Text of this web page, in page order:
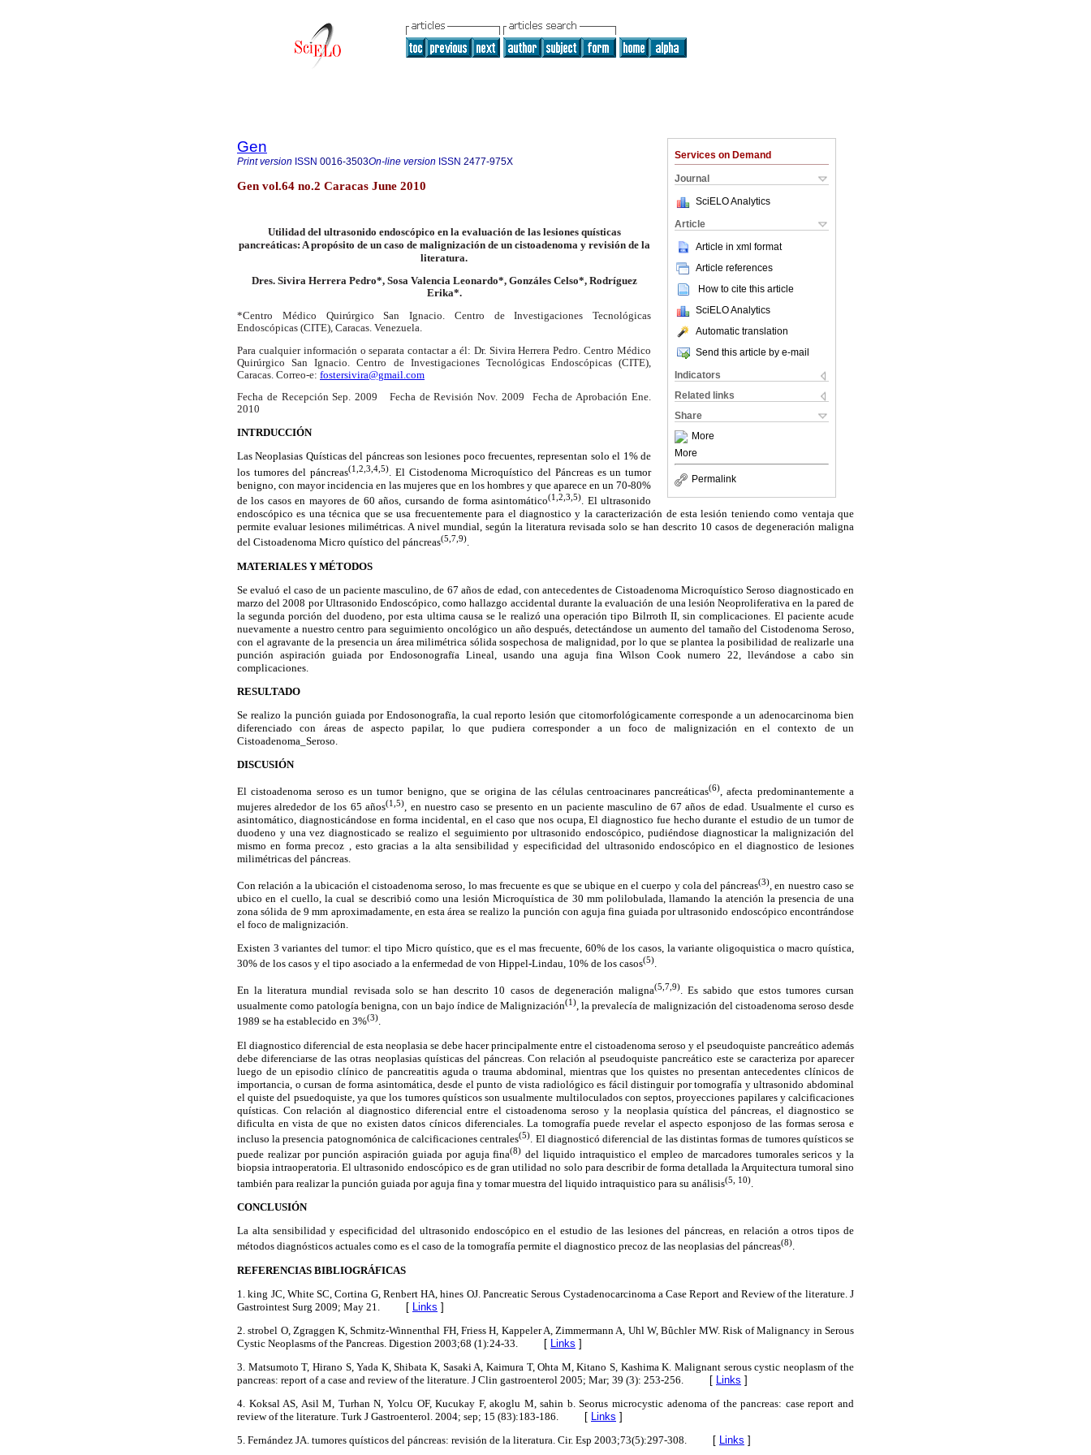
Services on Demand
Journal
SciELO Analytics
Article
Article in xml format
Article references
How to cite this article
SciELO Analytics
Automatic translation
Send this article by e-mail
Indicators
Related links
Share
More
More
Permalink
Gen
Print version ISSN 0016-3503On-line version ISSN 2477-975X
Gen vol.64 no.2 Caracas June 2010
Utilidad del ultrasonido endoscópico en la evaluación de las lesiones quísticas
pancreáticas: A propósito de un caso de malignización de un cistoadenoma y revisión de la
literatura.
Dres. Sivira Herrera Pedro*, Sosa Valencia Leonardo*, Gonzáles Celso*, Rodríguez
Erika*.
*Centro Médico Quirúrgico San Ignacio. Centro de Investigaciones Tecnológicas
Endoscópicas (CITE), Caracas. Venezuela.
Para cualquier información o separata contactar a él: Dr. Sivira Herrera Pedro. Centro Médico
Quirúrgico San Ignacio. Centro de Investigaciones Tecnológicas Endoscópicas (CITE),
Caracas. Correo-e: fostersivira@gmail.com
Fecha de Recepción Sep. 2009 Fecha de Revisión Nov. 2009 Fecha de Aprobación Ene.
2010
INTRDUCCIÓN
Las Neoplasias Quísticas del páncreas son lesiones poco frecuentes, representan solo el 1% de
los tumores del páncreas(1,2,3,4,5)
. El Cistodenoma Microquístico del Páncreas es un tumor
benigno, con mayor incidencia en las mujeres que en los hombres y que aparece en un 70-80%
de los casos en mayores de 60 años, cursando de forma asintomático(1,2,3,5). El ultrasonido
endoscópico es una técnica que se usa frecuentemente para el diagnostico y la caracterización de esta lesión teniendo como ventaja que
permite evaluar lesiones milimétricas. A nivel mundial, según la literatura revisada solo se han descrito 10 casos de degeneración maligna
del Cistoadenoma Micro quístico del páncreas(5,7,9).
MATERIALES Y MÉTODOS
Se evaluó el caso de un paciente masculino, de 67 años de edad, con antecedentes de Cistoadenoma Microquístico Seroso diagnosticado en
marzo del 2008 por Ultrasonido Endoscópico, como hallazgo accidental durante la evaluación de una lesión Neoproliferativa en la pared de
la segunda porción del duodeno, por esta ultima causa se le realizó una operación tipo Bilrroth II, sin complicaciones. El paciente acude
nuevamente a nuestro centro para seguimiento oncológico un año después, detectándose un aumento del tamaño del Cistodenoma Seroso,
con el agravante de la presencia un área milimétrica sólida sospechosa de malignidad, por lo que se plantea la posibilidad de realizarle una
punción aspiración guiada por Endosonografïa Lineal, usando una aguja fina Wilson Cook numero 22, llevándose a cabo sin
complicaciones.
RESULTADO
Se realizo la punción guiada por Endosonografïa, la cual reporto lesión que citomorfológicamente corresponde a un adenocarcinoma bien
diferenciado con áreas de aspecto papilar, lo que pudiera corresponder a un foco de malignización en el contexto de un
Cistoadenoma_Seroso.
DISCUSIÓN
El cistoadenoma seroso es un tumor benigno, que se origina de las células centroacinares pancreáticas(6)
, afecta predominantemente a
mujeres alrededor de los 65 años(1,5), en nuestro caso se presento en un paciente masculino de 67 años de edad. Usualmente el curso es
asintomático, diagnosticándose en forma incidental, en el caso que nos ocupa, El diagnostico fue hecho durante el estudio de un tumor de
duodeno y una vez diagnosticado se realizo el seguimiento por ultrasonido endoscópico, pudiéndose diagnosticar la malignización del
mismo en forma precoz , esto gracias a la alta sensibilidad y especificidad del ultrasonido endoscópico en el diagnostico de lesiones
milimétricas del páncreas.
Con relación a la ubicación el cistoadenoma seroso, lo mas frecuente es que se ubique en el cuerpo y cola del páncreas(3) , en nuestro caso se
ubico en el cuello, la cual se describió como una lesión Microquística de 30 mm polilobulada, llamando la atención la presencia de una
zona sólida de 9 mm aproximadamente, en esta área se realizo la punción con aguja fina guiada por ultrasonido endoscópico encontrándose
el foco de malignización.
Existen 3 variantes del tumor: el tipo Micro quístico, que es el mas frecuente, 60% de los casos, la variante oligoquistica o macro quística,
30% de los casos y el tipo asociado a la enfermedad de von Hippel-Lindau, 10% de los casos(5).
En la literatura mundial revisada solo se han descrito 10 casos de degeneración maligna(5,7,9)
. Es sabido que estos tumores cursan
usualmente como patología benigna, con un bajo índice de Malignización(1), la prevalecía de malignización del cistoadenoma seroso desde
1989 se ha establecido en 3%(3).
El diagnostico diferencial de esta neoplasia se debe hacer principalmente entre el cistoadenoma seroso y el pseudoquiste pancreático además
debe diferenciarse de las otras neoplasias quísticas del páncreas. Con relación al pseudoquiste pancreático este se caracteriza por aparecer
luego de un episodio clínico de pancreatitis aguda o trauma abdominal, mientras que los quistes no presentan antecedentes clínicos de
importancia, o cursan de forma asintomática, desde el punto de vista radiológico es fácil distinguir por tomografía y ultrasonido abdominal
el quiste del psuedoquiste, ya que los tumores quísticos son usualmente multiloculados con septos, proyecciones papilares y calcificaciones
quísticas. Con relación al diagnostico diferencial entre el cistoadenoma seroso y la neoplasia quística del páncreas, el diagnostico se
dificulta en vista de que no existen datos cínicos diferenciales. La tomografía puede revelar el aspecto esponjoso de las formas serosa e
incluso la presencia patognomónica de calcificaciones centrales(5) . El diagnosticó diferencial de las distintas formas de tumores quísticos se
puede realizar por punción aspiración guiada por aguja fina(8) del liquido intraquistico el empleo de marcadores tumorales sericos y la
biopsia intraoperatoria. El ultrasonido endoscópico es de gran utilidad no solo para describir de forma detallada la Arquitectura tumoral sino
también para realizar la punción guiada por aguja fina y tomar muestra del liquido intraquistico para su análisis(5, 10)
CONCLUSIÓN
La alta sensibilidad y especificidad del ultrasonido endoscópico en el estudio de las lesiones del páncreas, en relación a otros tipos de
métodos diagnósticos actuales como es el caso de la tomografía permite el diagnostico precoz de las neoplasias del páncreas(8).
REFERENCIAS BIBLIOGRÁFICAS
1. king JC, White SC, Cortina G, Renbert HA, hines OJ. Pancreatic Serous Cystadenocarcinoma a Case Report and Review of the literature. J
Gastrointest Surg 2009; May 21.
[ Links ]
2. strobel O, Zgraggen K, Schmitz-Winnenthal FH, Friess H, Kappeler A, Zimmermann A, Uhl W, Bûchler MW. Risk of Malignancy in Serous
Cystic Neoplasms of the Pancreas. Digestion 2003;68 (1):24-33.
[ Links ]
3. Matsumoto T, Hirano S, Yada K, Shibata K, Sasaki A, Kaimura T, Ohta M, Kitano S, Kashima K. Malignant serous cystic neoplasm of the
pancreas: report of a case and review of the literature. J Clin gastroenterol 2005; Mar; 39 (3): 253-256. [ Links ]
4. Koksal AS, Asil M, Turhan N, Yolcu OF, Kucukay F, akoglu M, sahin b. Seorus microcystic adenoma of the pancreas: case report and
review of the literature. Turk J Gastroenterol. 2004; sep; 15 (83):183-186. [ Links ]
5. Fernández JA. tumores quísticos del páncreas: revisión de la literatura. Cir. Esp 2003;73(5):297-308. [ Links ]